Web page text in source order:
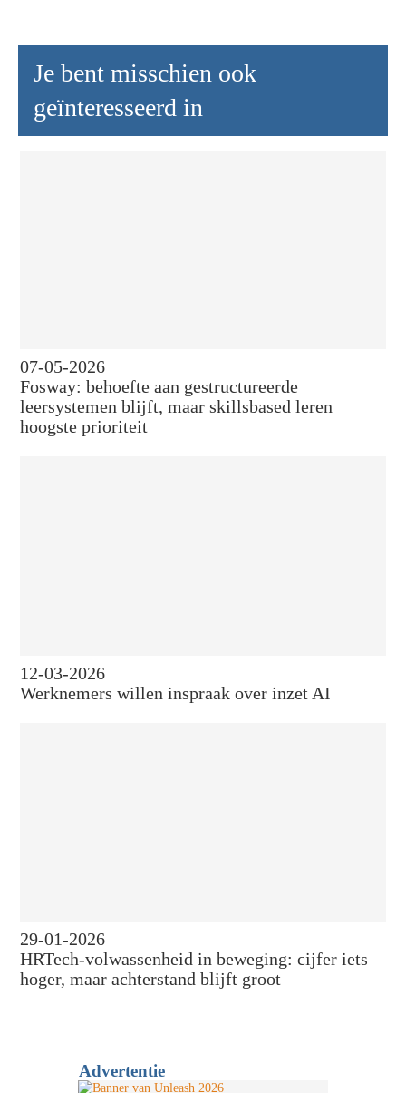
Je bent misschien ook
geïnteresseerd in
07-05-2026
Fosway: behoefte aan gestructureerde
leersystemen blijft, maar skillsbased leren
hoogste prioriteit
12-03-2026
Werknemers willen inspraak over inzet AI
29-01-2026
HRTech-volwassenheid in beweging: cijfer iets
hoger, maar achterstand blijft groot
Advertentie